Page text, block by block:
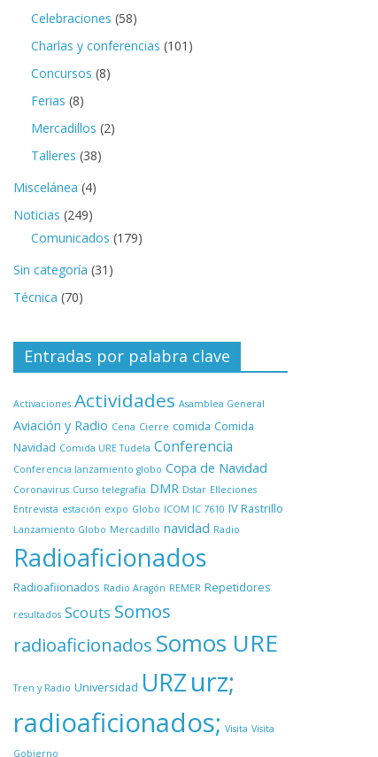
Celebraciones (58)
Charlas y conferencias (101)
Concursos (8)
Ferias (8)
Mercadillos (2)
Talleres (38)
Miscelánea (4)
Noticias (249)
Comunicados (179)
Sin categoría (31)
Técnica (70)
Entradas por palabra clave
Activaciones Actividades Asamblea General
Aviación y Radio Cena Cierre comida Comida
Navidad Comida URE Tudela Conferencia
Conferencia lanzamiento globo Copa de Navidad
Coronavirus Curso telegrafía DMR Dstar Elleciones
Entrevista estación expo Globo ICOM IC 7610 IV Rastrillo
Lanzamiento Globo Mercadillo navidad Radio
Radioaficionados
Radioafiionados Radio Aragón REMER Repetidores
resultados Scouts Somos
radioaficionados Somos URE
Tren y Radio Universidad URZurz;
radioaficionados; Visita Visita
Gobierno